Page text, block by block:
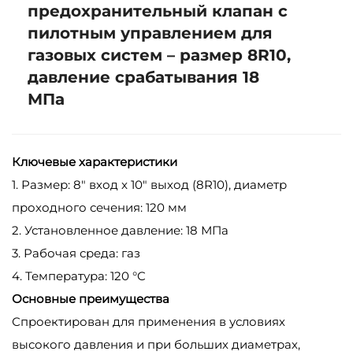
предохранительный клапан с
пилотным управлением для
газовых систем – размер 8R10,
давление срабатывания 18
МПа
Ключевые характеристики
1. Размер: 8" вход x 10" выход (8R10), диаметр
проходного сечения: 120 мм
2. Установленное давление: 18 МПа
3. Рабочая среда: газ
4. Температура: 120 °C
Основные преимущества
Спроектирован для применения в условиях
высокого давления и при больших диаметрах,